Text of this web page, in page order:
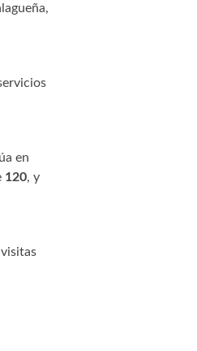
en
120, y